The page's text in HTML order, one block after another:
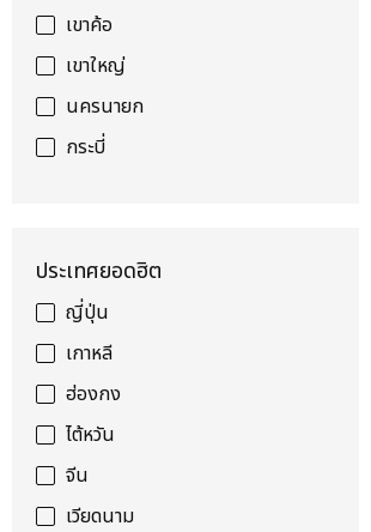
เขาค้อ
เขาใหญ่
นครนายก
กระบี่
ประเทศยอดฮิต
ญี่ปุ่น
เกาหลี
ฮ่องกง
ไต้หวัน
จีน
เวียดนาม